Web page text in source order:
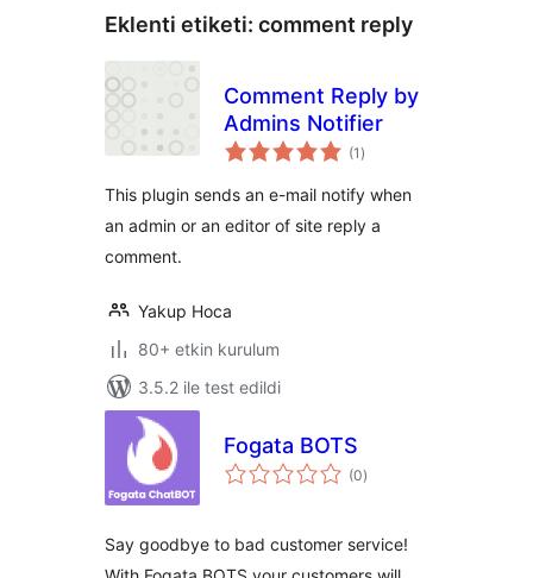
Eklenti etiketi: comment reply
Comment Reply by
Admins Notifier
(1 toplam
puan
)
This plugin sends an e-mail notify when
an admin or an editor of site reply a
comment.
Yakup Hoca
80+ etkin kurulum
3.5.2 ile test edildi
Fogata BOTS
(0toplam
puan
)
Say goodbye to bad customer service!